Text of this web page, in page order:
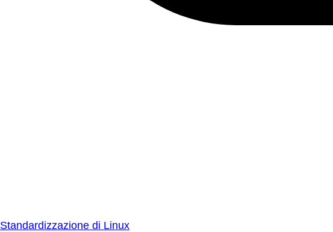
Standardizzazione di Linux